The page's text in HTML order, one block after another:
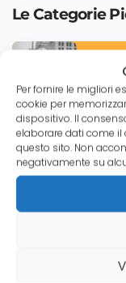
Per fornire le migliori
cookie per
dispositivo. Il
elaborare dati come
questo sito. Non
negativamente su
Le Categorie